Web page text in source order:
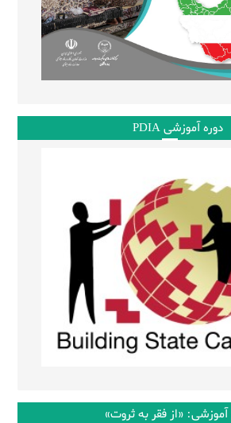
دوره آموزشی PDIA
آموزشی: «از فقر به ثروت»